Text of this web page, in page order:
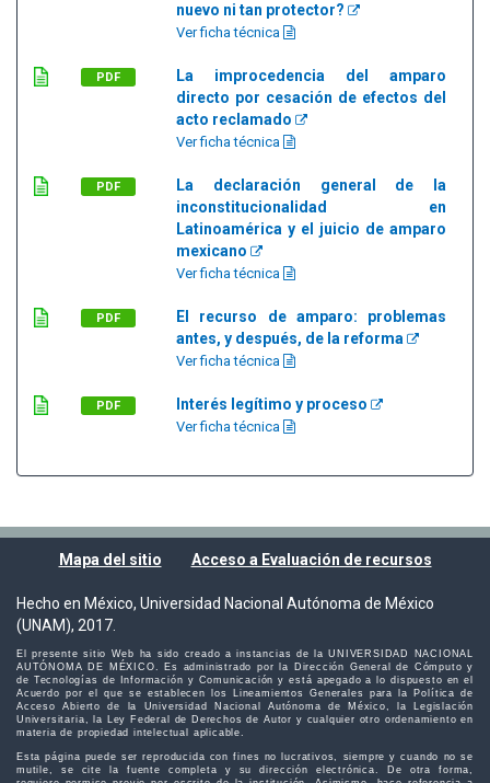
nuevo ni tan protector?
Ver ficha técnica
PDF
La improcedencia del amparo
directo por cesación de efectos del
acto reclamado
Ver ficha técnica
PDF
La declaración general de la
inconstitucionalidad en
Latinoamérica y el juicio de amparo
mexicano
Ver ficha técnica
PDF
El recurso de amparo: problemas
antes, y después, de la reforma
Ver ficha técnica
PDF Interés legítimo y proceso
Ver ficha técnica
Mapa del sitio Acceso a Evaluación de recursos
Hecho en México, Universidad Nacional Autónoma de México
(UNAM), 2017.
El presente sitio Web ha sido creado a instancias de la UNIVERSIDAD NACIONAL
AUTÓNOMA DE MÉXICO. Es administrado por la Dirección General de Cómputo y
de Tecnologías de Información y Comunicación y está apegado a lo dispuesto en el
Acuerdo por el que se establecen los Lineamientos Generales para la Política de
Acceso Abierto de la Universidad Nacional Autónoma de México, la Legislación
Universitaria, la Ley Federal de Derechos de Autor y cualquier otro ordenamiento en
materia de propiedad intelectual aplicable.
Esta página puede ser reproducida con fines no lucrativos, siempre y cuando no se
mutile, se cite la fuente completa y su dirección electrónica. De otra forma,